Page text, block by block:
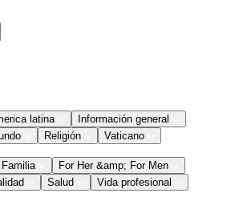
latina
Información general
Religión Vaticano
Familia
For Her &amp; For Men
Salud Vida profesional